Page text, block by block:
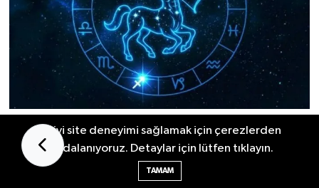
Sevgili Yay,güne küçük aksilikler ya da
planlarında yaşanabilecek gecikmelerle
En iyi site deneyimi sağlamak için çerezlerden
faydalanıyoruz. Detaylar için lütfen tıklayın.
TAMAM